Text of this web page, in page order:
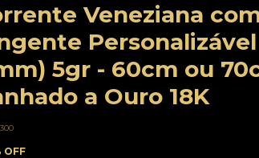
Veneziana
Personalizável
5gr - 60cm ou
a Ouro 18K
OFF